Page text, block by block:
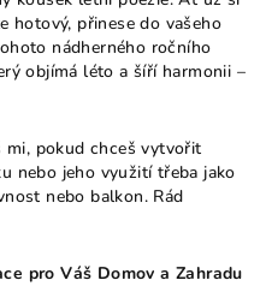
hotový, přinese do vašeho
nádherného ročního
objímá léto a šíří harmonii –
mi, pokud chceš vytvořit
nebo jeho využití třeba jako
nebo balkon. Rád
pro Váš Domov a Zahradu